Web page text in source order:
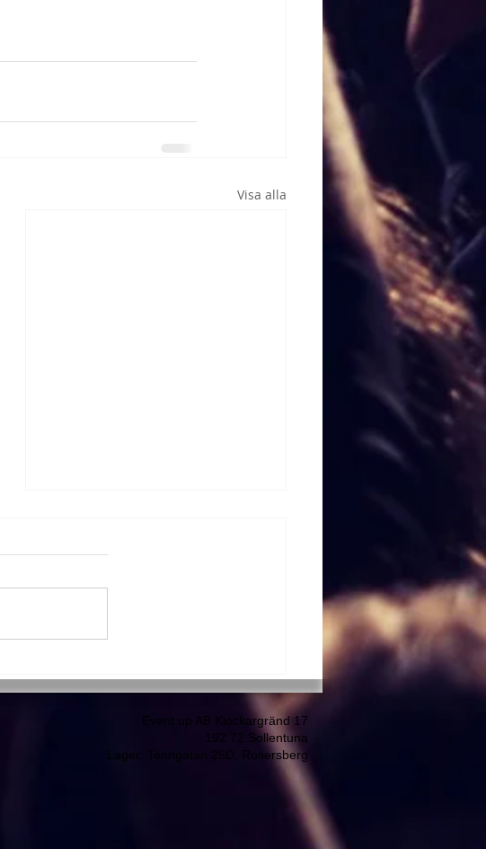
Visa alla
Megawire
Event.up AB Klockargränd 17
192 72 Sollentuna
Lager: Tenngatan 25D, Rosersberg